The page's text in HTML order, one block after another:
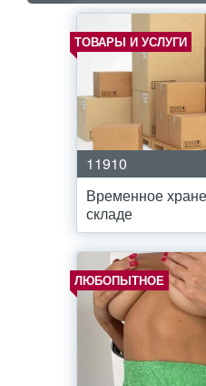
ТОВАРЫ И УСЛУГИ
11910
Временное
складе
ЛЮБОПЫТНОЕ